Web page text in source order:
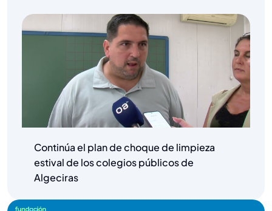
Continúa el plan de choque de limpieza
estival de los colegios públicos de
Algeciras